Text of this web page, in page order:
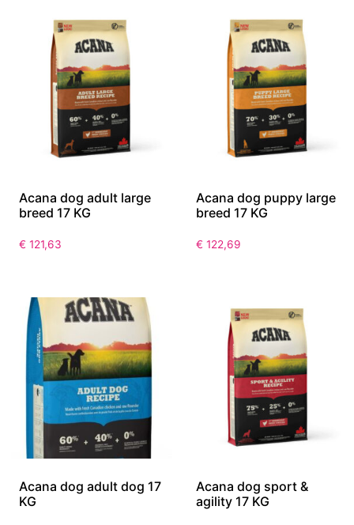
Acana dog adult large
breed 17 KG
€ 121,63
Acana dog puppy large
breed 17 KG
€ 122,69
Acana dog adult dog 17
KG
Acana dog sport &
agility 17 KG